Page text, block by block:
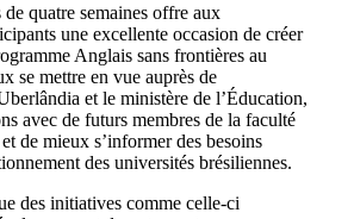
de quatre semaines offre aux
une excellente occasion de créer
Anglais sans frontières au
se mettre en vue auprès de
et le ministère de l’Éducation,
avec de futurs membres de la faculté
de mieux s’informer des besoins
des universités brésiliennes.
des initiatives comme celle-ci